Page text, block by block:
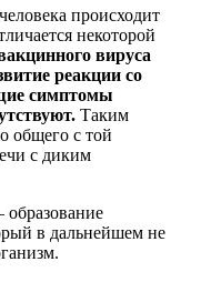
происходит
некоторой
вируса
реакции со
симптомы
Таким
общего с той
с диким
в дальнейшем не